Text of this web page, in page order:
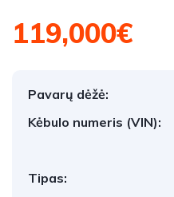
119,000€
Pavarų dėžė:
Kėbulo numeris (VIN):
Tipas: